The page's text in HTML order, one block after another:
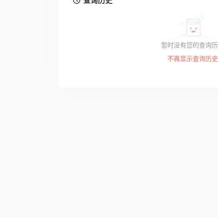
暂时没有您的查询
不再显示查询历史